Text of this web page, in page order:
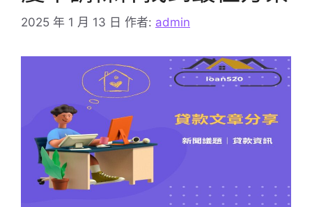
2025 年 1 月 13 日 作者: admin